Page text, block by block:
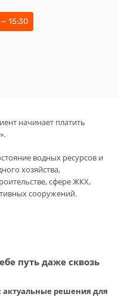
15:30
начинает платить
водных ресурсов и
хозяйства,
сфере ЖКХ,
сооружений.
путь даже сквозь
решения для